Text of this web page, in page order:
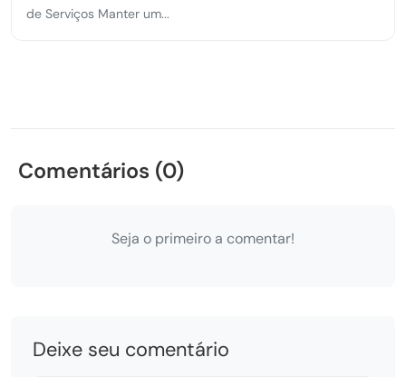
de Serviços Manter um...
Comentários (0)
Seja o primeiro a comentar!
Deixe seu comentário